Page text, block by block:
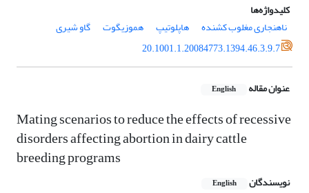
کلیدواژه‌ها
ناهنجاری مغلوب کشنده
هاپلوتیپ هموزیگوت
گاو شیری
20.1001.1.20084773.1394.46.3.9.7
عنوان مقاله English
Mating scenarios to reduce the effects of recessive
disorders affecting abortion in dairy cattle
breeding programs
نویسندگان English